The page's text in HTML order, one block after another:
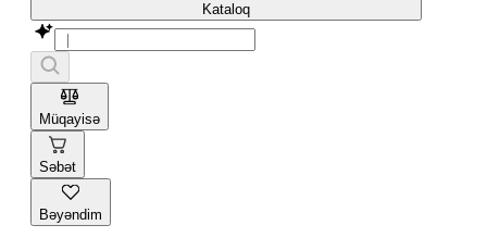
Kataloq
Müqayisə
Səbət
Bəyəndim